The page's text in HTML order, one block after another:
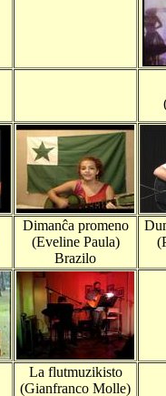
Dimanĉa promeno
(Eveline Paula)
Brazilo
La flutmuzikisto
(Gianfranco Molle)